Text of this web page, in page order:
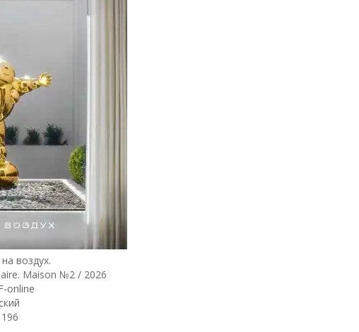
воздух.
Maison №2 / 2026
online